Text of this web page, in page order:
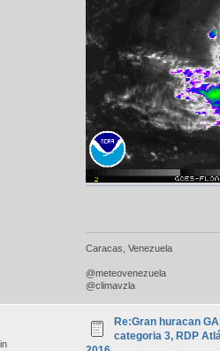
Caracas, Venezuela
@meteovenezuela
@climavzla
Re:Gran huracan
categoria 3, RDP